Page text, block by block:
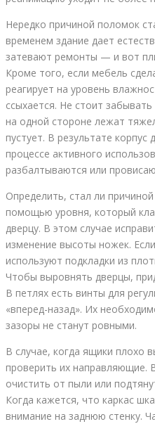
Нередко причиной поломок
временем здание дает
затевают ремонты — и вот
Кроме того, если мебель
реагирует на уровень
ссыхается. Не стоит
на одной стороне лежат
пустует. В результате
процессе активного
разбалтываются или
Определить, стал ли
помощью уровня, который
дверцу. В этом случае
изменение высоты ножек.
используют подкладки из
Чтобы выровнять дверцы,
В петлях есть винты для
«вперед-назад». Их
зазоры не станут ровными.
В случае, когда ящики плохо
проверить их
очистить от пыли или
Когда кажется, что каркас
внимание на заднюю стенку.